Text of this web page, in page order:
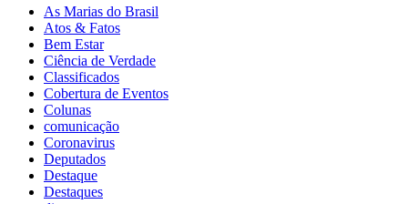
As Marias do Brasil
Atos & Fatos
Bem Estar
Ciência de Verdade
Classificados
Cobertura de Eventos
Colunas
comunicação
Coronavirus
Deputados
Destaque
Destaques